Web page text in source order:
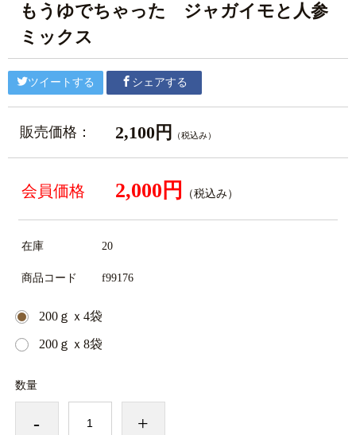
もうゆでちゃった ジャガイモと人参
ミックス
ツイートする シェアする
販売価格： 2,100円 （税込み）
会員価格 2,000円 （税込み）
在庫 20
商品コード f99176
200ｇｘ4袋
200ｇｘ8袋
数量
- +